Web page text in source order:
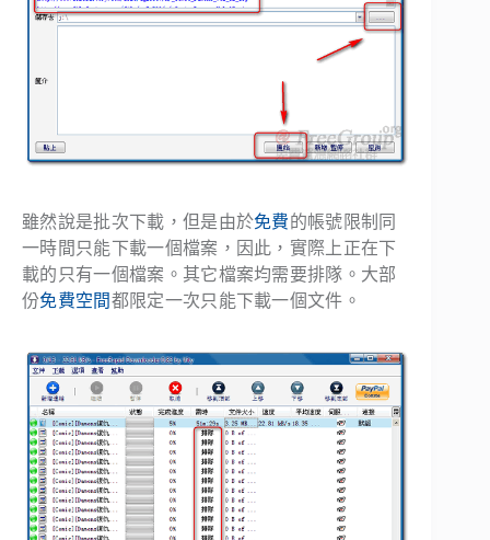
雖然說是批次下載，但是由於免費的帳號限制同
一時間只能下載一個檔案，因此，實際上正在下
載的只有一個檔案。其它檔案均需要排隊。大部
份免費空間都限定一次只能下載一個文件。